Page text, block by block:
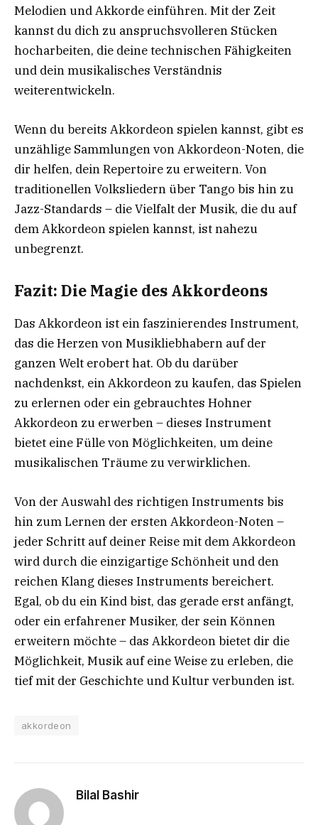
Melodien und Akkorde einführen. Mit der Zeit
kannst du dich zu anspruchsvolleren Stücken
hocharbeiten, die deine technischen Fähigkeiten
und dein musikalisches Verständnis
weiterentwickeln.
Wenn du bereits Akkordeon spielen kannst, gibt es
unzählige Sammlungen von Akkordeon-Noten, die
dir helfen, dein Repertoire zu erweitern. Von
traditionellen Volksliedern über Tango bis hin zu
Jazz-Standards – die Vielfalt der Musik, die du auf
dem Akkordeon spielen kannst, ist nahezu
unbegrenzt.
Fazit: Die Magie des Akkordeons
Das Akkordeon ist ein faszinierendes Instrument,
das die Herzen von Musikliebhabern auf der
ganzen Welt erobert hat. Ob du darüber
nachdenkst, ein Akkordeon zu kaufen, das Spielen
zu erlernen oder ein gebrauchtes Hohner
Akkordeon zu erwerben – dieses Instrument
bietet eine Fülle von Möglichkeiten, um deine
musikalischen Träume zu verwirklichen.
Von der Auswahl des richtigen Instruments bis
hin zum Lernen der ersten Akkordeon-Noten –
jeder Schritt auf deiner Reise mit dem Akkordeon
wird durch die einzigartige Schönheit und den
reichen Klang dieses Instruments bereichert.
Egal, ob du ein Kind bist, das gerade erst anfängt,
oder ein erfahrener Musiker, der sein Können
erweitern möchte – das Akkordeon bietet dir die
Möglichkeit, Musik auf eine Weise zu erleben, die
tief mit der Geschichte und Kultur verbunden ist.
akkordeon
Bilal Bashir